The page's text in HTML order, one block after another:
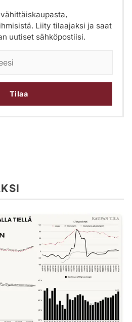
Liity tilaajaksi ja saat
uutiset sähköpostiisi.
Tilaa